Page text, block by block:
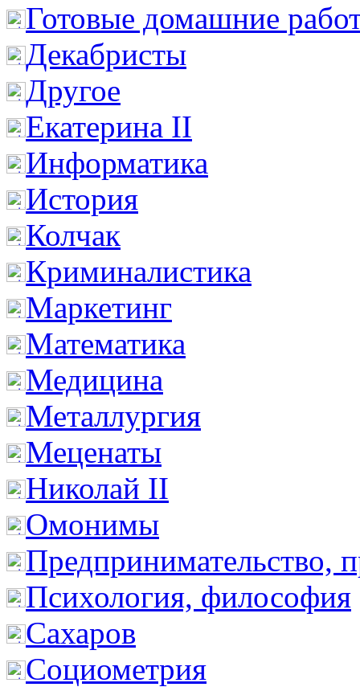
Готовые домашние
Декабристы
Другое
Екатерина II
Информатика
История
Колчак
Криминалистика
Маркетинг
Математика
Медицина
Металлургия
Меценаты
Николай II
Омонимы
Предпринимательство,
Психология, философия
Сахаров
Социометрия